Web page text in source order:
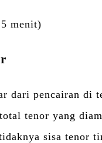
menit)
dari pencairan di
tenor yang
sisa tenor